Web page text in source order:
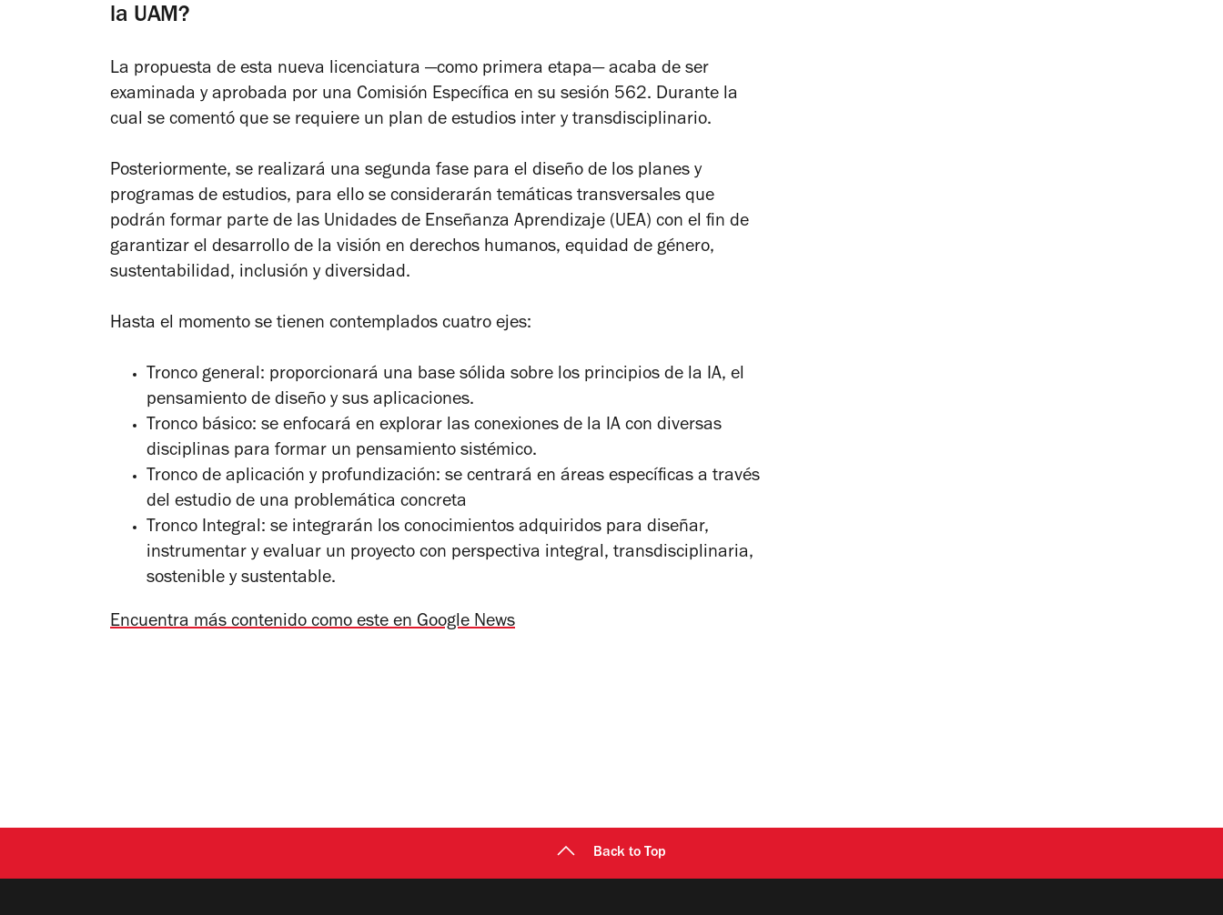
la UAM?
La propuesta de esta nueva licenciatura —como primera etapa—acaba de ser
examinada y aprobada por una Comisión Específica en su sesión 562. Durante la
cual se comentó que se requiere un plan de estudios inter y transdisciplinario.
Posteriormente, se realizará una segunda fase para el diseño de los planes y
programas de estudios, para ello se considerarán temáticas transversales que
podrán formar parte de las Unidades de Enseñanza Aprendizaje (UEA) con el fin de
garantizar el desarrollo de la visión en derechos humanos, equidad de género,
sustentabilidad, inclusión y diversidad.
Hasta el momento se tienen contemplados cuatro ejes:
Tronco general: proporcionará una base sólida sobre los principios de la IA, el
pensamiento de diseño y sus aplicaciones.
Tronco básico: se enfocará en explorar las conexiones de la IA con diversas
disciplinas para formar un pensamiento sistémico.
Tronco de aplicación y profundización: se centrará en áreas específicas a través
del estudio de una problemática concreta
Tronco Integral: se integrarán los conocimientos adquiridos para diseñar,
instrumentar y evaluar un proyecto con perspectiva integral, transdisciplinaria,
sostenible y sustentable.
Encuentra más contenido como este en Google News
Back to Top